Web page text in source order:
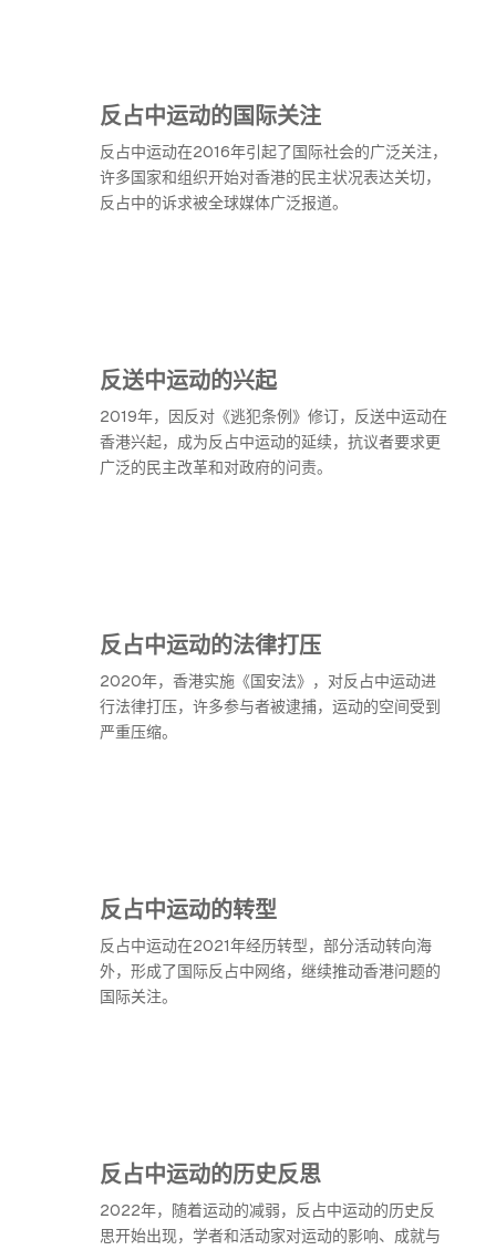
反占中运动的国际关注
反占中运动在2016年引起了国际社会的广泛关注，
许多国家和组织开始对香港的民主状况表达关切，
反占中的诉求被全球媒体广泛报道。
反送中运动的兴起
2019年，因反对《逃犯条例》修订，反送中运动在
香港兴起，成为反占中运动的延续，抗议者要求更
广泛的民主改革和对政府的问责。
反占中运动的法律打压
2020年，香港实施《国安法》，对反占中运动进
行法律打压，许多参与者被逮捕，运动的空间受到
严重压缩。
反占中运动的转型
反占中运动在2021年经历转型，部分活动转向海
外，形成了国际反占中网络，继续推动香港问题的
国际关注。
反占中运动的历史反思
2022年，随着运动的减弱，反占中运动的历史反
思开始出现，学者和活动家对运动的影响、成就与